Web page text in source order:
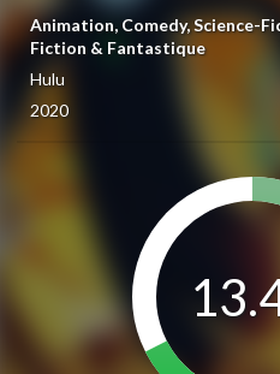
Animation, Comedy, Science-
Fiction & Fantastique
Hulu
2020